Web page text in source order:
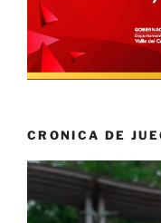
CRONICA DE
Reproductor
vídeo